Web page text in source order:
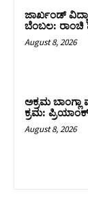
ಜಾರ್ಖಂಡ್‌
ಬೆಂಬಲ: ರಾಂಚಿ
August 8, 2026
ಅಕ್ರಮ ಬಾಂಗ್ಲಾ
ಕ್ರಮ:
August 8, 2026